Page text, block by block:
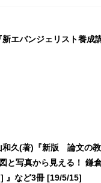
エバンジェリスト養成講
和久(著)『新版 論文の
と写真から見える！ 鎌
』など3冊 [19/5/15]